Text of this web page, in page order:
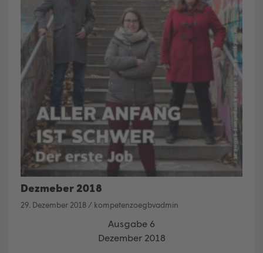
Dezmeber 2018
29. Dezember 2018 / kompetenzoegbvadmin
Ausgabe 6
Dezember 2018